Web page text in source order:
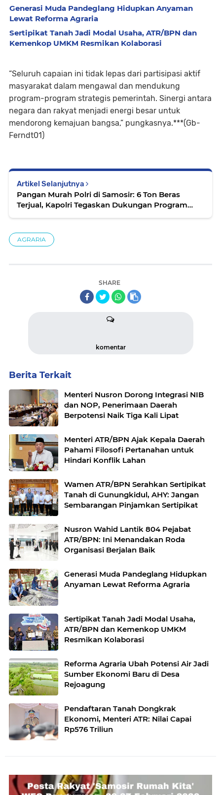
Generasi Muda Pandeglang Hidupkan Anyaman
Lewat Reforma Agraria
Sertipikat Tanah Jadi Modal Usaha, ATR/BPN dan
Kemenkop UMKM Resmikan Kolaborasi
“Seluruh capaian ini tidak lepas dari partisipasi aktif
masyarakat dalam mengawal dan mendukung
program-program strategis pemerintah. Sinergi antara
negara dan rakyat menjadi energi besar untuk
mendorong kemajuan bangsa,” pungkasnya.***(Gb-
Ferndt01)
Artikel Selanjutnya
Pangan Murah Polri di Samosir: 6 Ton Beras
Terjual, Kapolri Tegaskan Dukungan Program
AGRARIA
SHARE
komentar
Berita Terkait
Menteri Nusron Dorong Integrasi NIB
dan NOP, Penerimaan Daerah
Berpotensi Naik Tiga Kali Lipat
Menteri ATR/BPN Ajak Kepala Daerah
Pahami Filosofi Pertanahan untuk
Hindari Konflik Lahan
Wamen ATR/BPN Serahkan Sertipikat
Tanah di Gunungkidul, AHY: Jangan
Sembarangan Pinjamkan Sertipikat
Nusron Wahid Lantik 804 Pejabat
ATR/BPN: Ini Menandakan Roda
Organisasi Berjalan Baik
Generasi Muda Pandeglang Hidupkan
Anyaman Lewat Reforma Agraria
Sertipikat Tanah Jadi Modal Usaha,
ATR/BPN dan Kemenkop UMKM
Resmikan Kolaborasi
Reforma Agraria Ubah Potensi Air Jadi
Sumber Ekonomi Baru di Desa
Rejoagung
Pendaftaran Tanah Dongkrak
Ekonomi, Menteri ATR: Nilai Capai
Rp576 Triliun